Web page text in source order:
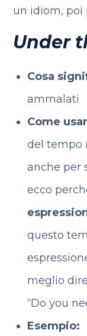
un idiom, poi
Under
Cosa
ammalati
Come
del tempo
anche per
ecco
questo
meglio
“Do you
Esempio: